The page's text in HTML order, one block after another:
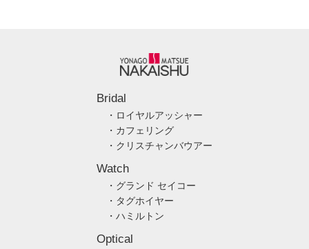
Bridal
・ロイヤルアッシャー
・カフェリング
・クリスチャンバウアー
Watch
・グランド セイコー
・タグホイヤー
・ハミルトン
Optical